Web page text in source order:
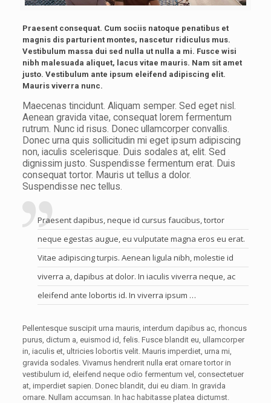
Praesent consequat. Cum sociis natoque penatibus et
magnis dis parturient montes, nascetur ridiculus mus.
Vestibulum massa dui sed nulla ut nulla a mi. Fusce wisi
nibh malesuada aliquet, lacus vitae mauris. Nam sit amet
justo. Vestibulum ante ipsum eleifend adipiscing elit.
Mauris viverra nunc.
Maecenas tincidunt. Aliquam semper. Sed eget nisl.
Aenean gravida vitae, consequat lorem fermentum
rutrum. Nunc id risus. Donec ullamcorper convallis.
Donec urna quis sollicitudin mi eget ipsum adipiscing
non, iaculis scelerisque. Duis sodales at, elit. Sed
dignissim justo. Suspendisse fermentum erat. Duis
consequat tortor. Mauris ut tellus a dolor.
Suspendisse nec tellus.
Praesent dapibus, neque id cursus faucibus, tortor
neque egestas augue, eu vulputate magna eros eu erat.
Vitae adipiscing turpis. Aenean ligula nibh, molestie id
viverra a, dapibus at dolor. In iaculis viverra neque, ac
eleifend ante lobortis id. In viverra ipsum …
Pellentesque suscipit urna mauris, interdum dapibus ac, rhoncus
purus, dictum a, euismod id, felis. Fusce blandit eu, ullamcorper
in, iaculis et, ultricies lobortis velit. Mauris imperdiet, urna mi,
gravida sodales. Vivamus hendrerit nulla erat ornare tortor in
vestibulum id, eleifend neque odio fermentum vel, consectetuer
at, imperdiet sapien. Donec blandit, dui eu diam. In gravida
ornare. Nullam accumsan. In hac habitasse platea dictumst.